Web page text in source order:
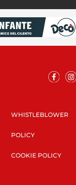
WHISTLEBLOWER
POLICY
COOKIE POLICY